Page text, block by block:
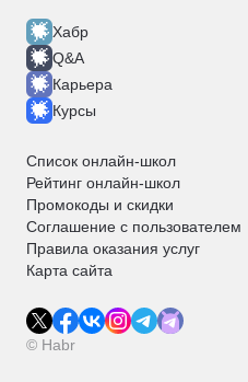
Хабр
Q&A
Карьера
Курсы
Список онлайн-школ
Рейтинг онлайн-школ
Промокоды и скидки
Соглашение с пользователем
Правила оказания услуг
Карта сайта
© Habr